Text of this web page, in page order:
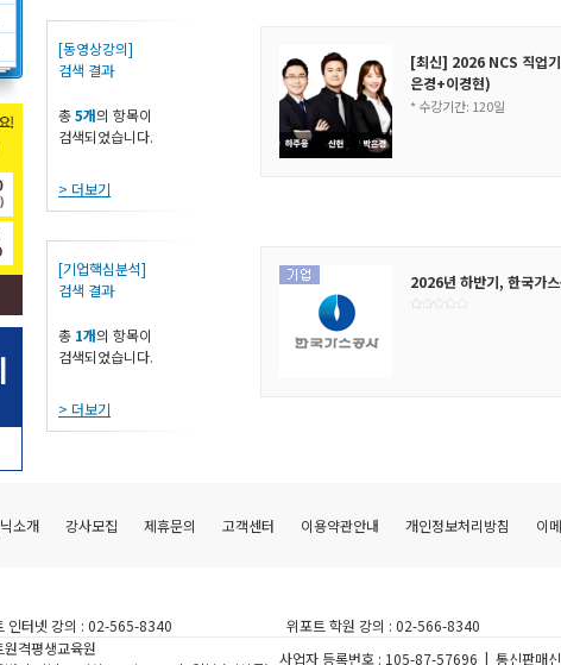
[동영상강의]
검색 결과
총5개의 항목이
검색되었습니다.
> 더보기
[최신] 2026 NCS 직업
은경+이경현)
* 수강기간: 120일
[기업핵심분석]
검색 결과
총 1개의 항목이
검색되었습니다.
> 더보기
2026년 하반기, 한국가
소개 강사모집 제휴문의 고객센터 이용약관안내 개인정보처리방침 이
인터넷 강의 : 02-565-8340 위포트 학원 강의 : 02-566-8340
원격평생교육원
사업자 등록번호 : 105-87-57696 | 통신판매